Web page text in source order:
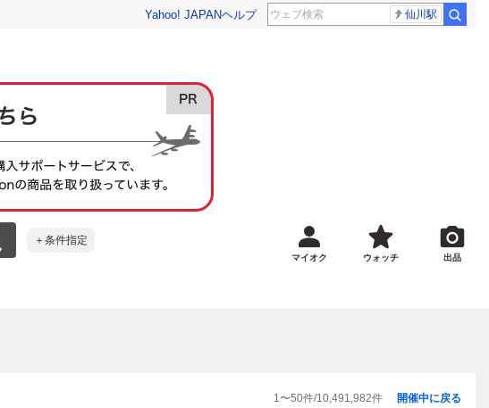
Yahoo! JAPANヘルプ 仙川駅
＋条件指定
マイオク ウォッチ 出品
1〜50件/10,491,982件 開催中に戻る